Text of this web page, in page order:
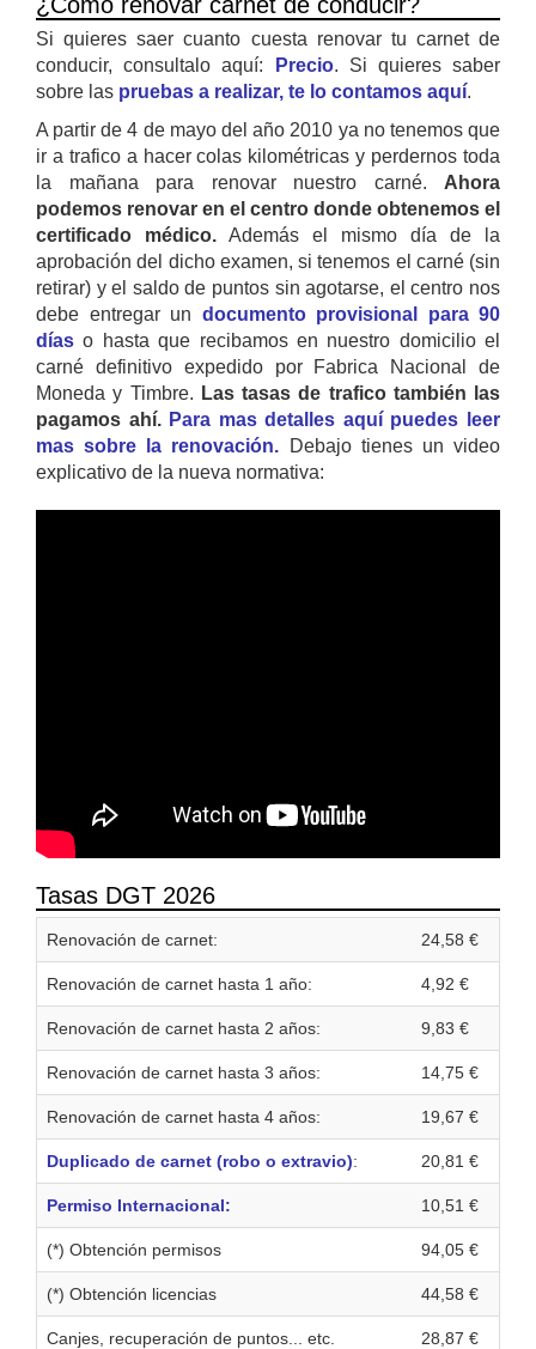
Si quieres saer cuanto cuesta renovar tu carnet de
conducir, consultalo aquí:
Precio. Si quieres saber
sobre las pruebas a realizar, te lo contamos aquí.
A partir de 4 de mayo del año 2010 ya no tenemos que
ir a trafico a hacer colas kilométricas y perdernos toda
la mañana para renovar nuestro carné. Ahora
podemos renovar en el centro donde obtenemos el
certificado médico. Además el mismo día de la
aprobación del dicho examen, si tenemos el carné (sin
retirar) y el saldo de puntos sin agotarse, el centro nos
debe entregar un documento provisional para 90
días o hasta que recibamos en nuestro domicilio el
carné definitivo expedido por Fabrica Nacional de
Moneda y Timbre. Las tasas de trafico también las
pagamos ahí. Para mas detalles aquí puedes leer
mas sobre la renovación. Debajo tienes un video
explicativo de la nueva normativa:
Tasas DGT 2026
Renovación de carnet: 24,58 €
Renovación de carnet hasta 1 año: 4,92 €
Renovación de carnet hasta 2 años: 9,83 €
Renovación de carnet hasta 3 años: 14,75 €
Renovación de carnet hasta 4 años: 19,67 €
Duplicado de carnet (robo o extravio): 20,81 €
Permiso Internacional: 10,51 €
(*) Obtención permisos 94,05 €
(*) Obtención licencias 44,58 €
Canjes, recuperación de puntos... etc. 28,87 €